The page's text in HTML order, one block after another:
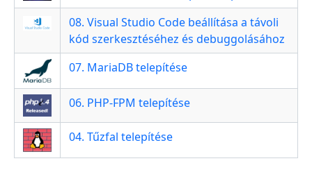
08. Visual Studio Code beállítása a távoli
kód szerkesztéséhez és debuggolásához
07. MariaDB telepítése
06. PHP-FPM telepítése
04. Tűzfal telepítése